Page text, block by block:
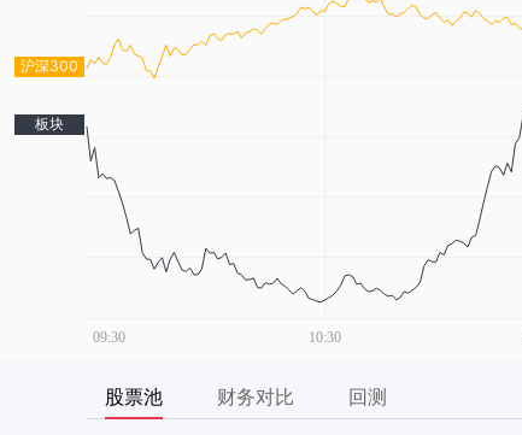
沪深300
板块
股票池 财务对比 回测